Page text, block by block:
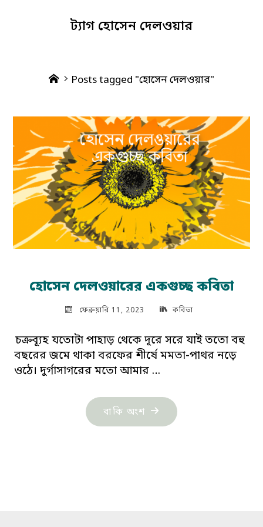
ট্যাগ হোসেন দেলওয়ার
HomePosts tagged "হোসেন দেলওয়ার"
হোসেন দেলওয়ারের একগুচ্ছ কবিতা
ফেব্রুয়ারি 11, 2023 কবিতা
চক্রব্যূহ যতোটা পাহাড় থেকে দূরে সরে যাই ততো বহু
বছরের জমে থাকা বরফের শীর্ষে মমতা-পাথর নড়ে
ওঠে। দুর্গাসাগরের মতো আমার …
বাকি অংশ "হোসেন
দেলওয়ারের